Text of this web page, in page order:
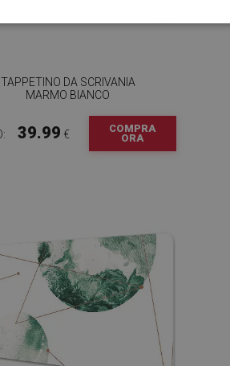
TAPPETINO DA SCRIVANIA
MARMO BIANCO
39.99 €
COMPRA
ORA